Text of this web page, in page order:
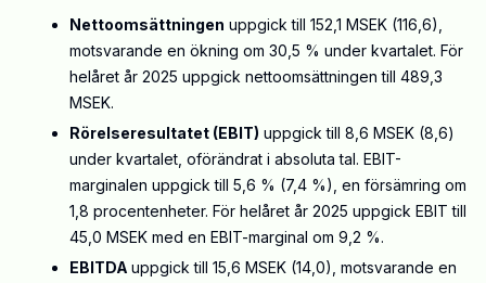
Nettoomsättningen uppgick till 152,1 MSEK (116,6),
motsvarande en ökning om 30,5 % under kvartalet. För
helåret år 2025 uppgick nettoomsättningen till 489,3
MSEK.
Rörelseresultatet (EBIT) uppgick till 8,6 MSEK (8,6)
under kvartalet, oförändrat i absoluta tal. EBIT-
marginalen uppgick till 5,6 % (7,4 %), en försämring om
1,8 procentenheter. För helåret år 2025 uppgick EBIT till
45,0 MSEK med en EBIT-marginal om 9,2 %.
EBITDA uppgick till 15,6 MSEK (14,0), motsvarande en